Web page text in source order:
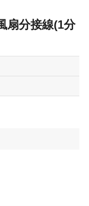
扇分接線(1分